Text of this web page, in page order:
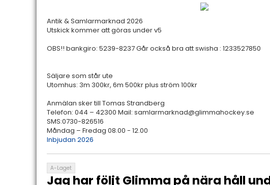
Antik & Samlarmarknad 2026
Utskick kommer att göras under v5
OBS!! bankgiro: 5239-8237 Går också bra att swisha : 1233527850
Säljare som står ute
Utomhus: 3m 300kr, 6m 500kr plus ström 100kr
Anmälan sker till Tomas Strandberg
Telefon: 044 – 42300 Mail: samlarmarknad@glimmahockey.se
SMS:0730-826516
Måndag – Fredag 08.00 - 12.00
Inbjudan 2026
A-Laget
Jag har följt Glimma på nära håll